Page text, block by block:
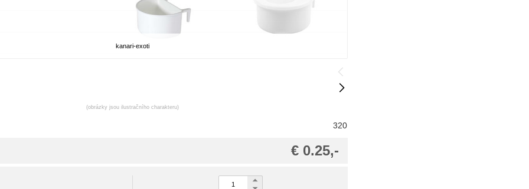
kanari-exoti
(obrázky jsou ilustračního charakteru)
320
€ 0.25,-